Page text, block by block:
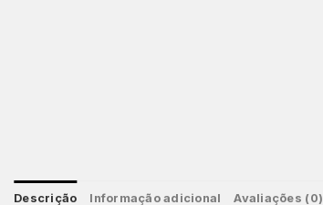
Descrição Informação adicional Avaliações (0)